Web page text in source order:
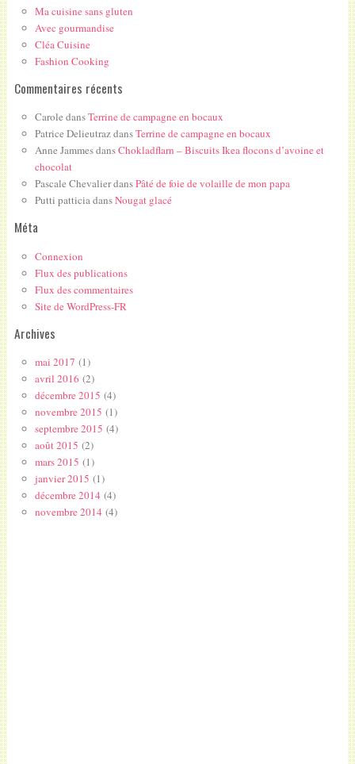
Ma cuisine sans gluten
Avec gourmandise
Cléa Cuisine
Fashion Cooking
Commentaires récents
Carole dansTerrine de campagne en bocaux
Patrice DelieutrazdansTerrine de campagne en bocaux
Anne JammesdansChokladflarn – Biscuits Ikea flocons d’avoine et
chocolat
Pascale ChevalierdansPâté de foie de volaille de mon papa
Putti patticiadansNougat glacé
Méta
Connexion
Flux des publications
Flux des commentaires
Site de WordPress-FR
Archives
mai 2017 (1)
avril 2016 (2)
décembre 2015 (4)
novembre 2015 (1)
septembre 2015 (4)
août 2015 (2)
mars 2015 (1)
janvier 2015 (1)
décembre 2014(4)
novembre 2014(4)